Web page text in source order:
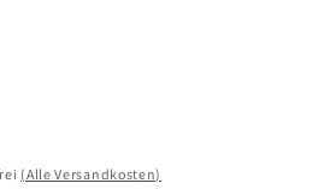
(Alle Versandkosten)